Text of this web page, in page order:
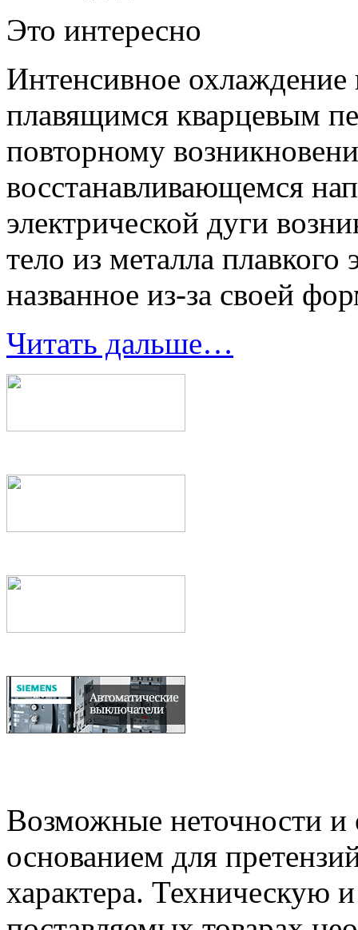
Это интересно
Интенсивное охлаждение
плавящимся кварцевым
повторному
восстанавливающемся
электрической дуги
тело из металла
названное из-за своей
Читать дальше…
Возможные неточности и
основанием для
характера.